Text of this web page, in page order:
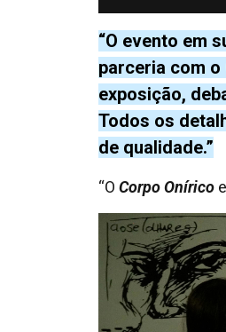
“O evento em
parceria com o
exposição,
Todos os
de qualidade.”
“O Corpo Onírico